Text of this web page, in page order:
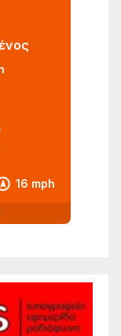
16 mph